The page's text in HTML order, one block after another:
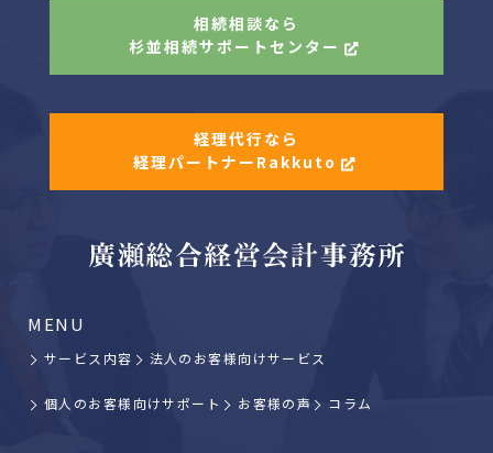
相続相談なら
杉並相続サポートセンター
経理代行なら
経理パートナーRakkuto
MENU
サービス内容 法人のお客様向けサービス
個人のお客様向けサポート お客様の声 コラム